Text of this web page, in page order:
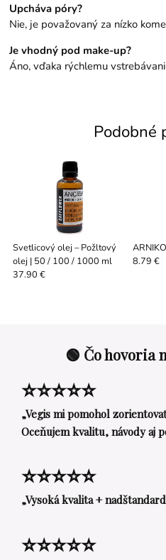
Upcháva póry?
Nie, je považovaný za nízko
Je vhodný pod make-up?
Áno, vďaka rýchlemu
Podobné
Svetlicový olej – Požltový
olej | 50 / 100 / 1000 ml
37.90 €
8.79 €
🟢 Čo hovoria
⭐⭐⭐⭐⭐
„Vegis mi pomohol
Oceňujem kvalitu, návody aj
⭐⭐⭐⭐⭐
„Vysoká kvalita +
⭐⭐⭐⭐⭐